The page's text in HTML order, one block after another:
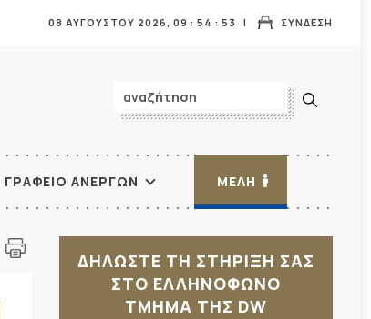
ΣΥΝΔΕΣΗ
08 ΑΥΓΟΥΣΤΟΥ 2026, 09 : 54 : 55
ΓΡΑΦΕΙΟ ΑΝΕΡΓΩΝ ΜΕΛΗ
ΔΗΛΩΣΤΕ ΤΗ ΣΤΗΡΙΞΗ ΣΑΣ
ΣΤΟ ΕΛΛΗΝΟΦΩΝΟ
ΤΜΗΜΑ ΤΗΣ DW